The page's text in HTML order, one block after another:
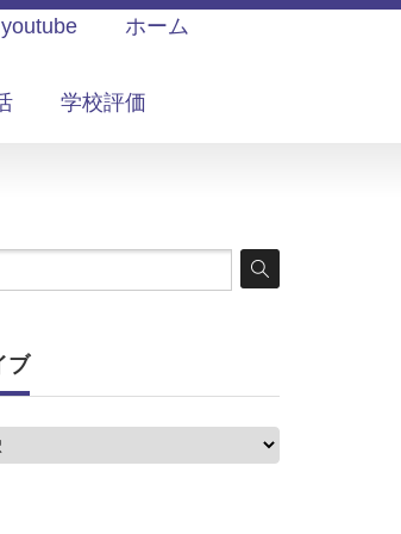
youtube ホーム
学校評価
ブ